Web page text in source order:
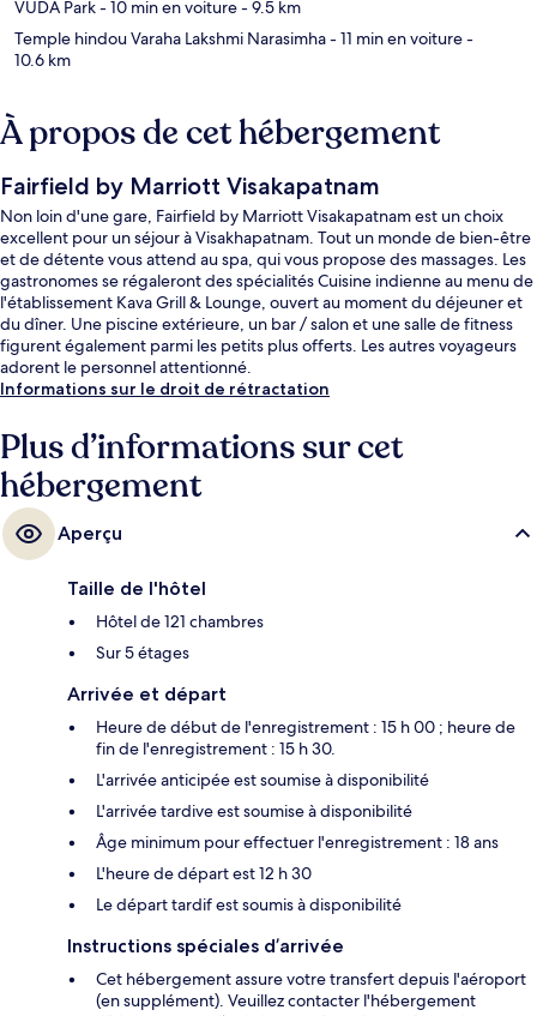
VUDA Park- 10 min en voiture- 9.5 km
Temple hindou Varaha Lakshmi Narasimha- 11 min en voiture-
10.6 km
À propos de cet hébergement
Fairfield by Marriott Visakapatnam
Non loin d'une gare, Fairfield by Marriott Visakapatnam est un choix
excellent pour un séjour à Visakhapatnam. Tout un monde de bien-être
et de détente vous attend au spa, qui vous propose des massages. Les
gastronomes se régaleront des spécialités Cuisine indienne au menu de
l'établissement Kava Grill & Lounge, ouvert au moment du déjeuner et
du dîner. Une piscine extérieure, un bar / salon et une salle de fitness
figurent également parmi les petits plus offerts. Les autres voyageurs
adorent le personnel attentionné.
Informations sur le droit de rétractation
Plus d’informations sur cet
hébergement
Aperçu
Taille de l'hôtel
Hôtel de 121 chambres
Sur 5 étages
Arrivée et départ
Heure de début de l'enregistrement : 15 h 00 ; heure de
fin de l'enregistrement : 15 h 30.
L'arrivée anticipée est soumise à disponibilité
L'arrivée tardive est soumise à disponibilité
Âge minimum pour effectuer l'enregistrement : 18 ans
L'heure de départ est 12 h 30
Le départ tardif est soumis à disponibilité
Instructions spéciales d’arrivée
Cet hébergement assure votre transfert depuis l'aéroport
(en supplément). Veuillez contacter l'hébergement